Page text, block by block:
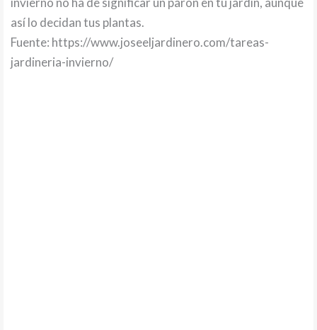
así lo decidan tus plantas.
Fuente: https://www.joseeljardinero.com/tareas-
jardineria-invierno/